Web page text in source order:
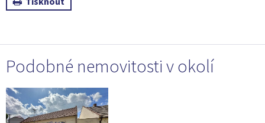
Podobné nemovitosti v okolí